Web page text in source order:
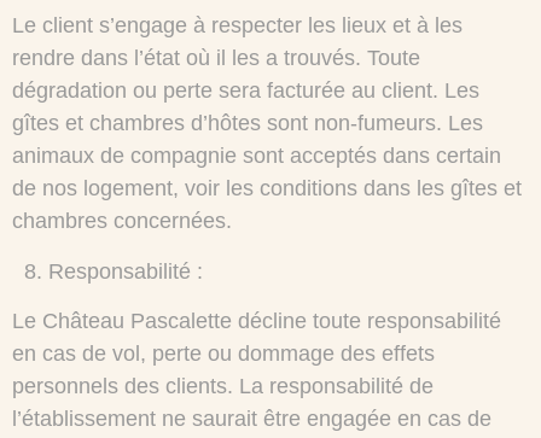
Le client s’engage à respecter les lieux et à les
rendre dans l’état où il les a trouvés. Toute
dégradation ou perte sera facturée au client. Les
gîtes et chambres d’hôtes sont non-fumeurs. Les
animaux de compagnie sont acceptés dans certain
de nos logement, voir les conditions dans les gîtes et
chambres concernées.
8.⁠ ⁠Responsabilité :
Le Château Pascalette décline toute responsabilité
en cas de vol, perte ou dommage des effets
personnels des clients. La responsabilité de
l’établissement ne saurait être engagée en cas de